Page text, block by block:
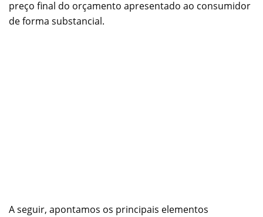
preço final do orçamento apresentado ao consumidor
de forma substancial.
A seguir, apontamos os principais elementos